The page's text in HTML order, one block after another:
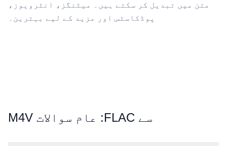
متن میں تبدیل کر سکتے ہیں۔ میٹنگز، انٹرویوز،
پوڈکاسٹس اور مزید کے لیے بہترین۔
⁦M4V⁩ سے ⁦FLAC⁩: عام سوالات